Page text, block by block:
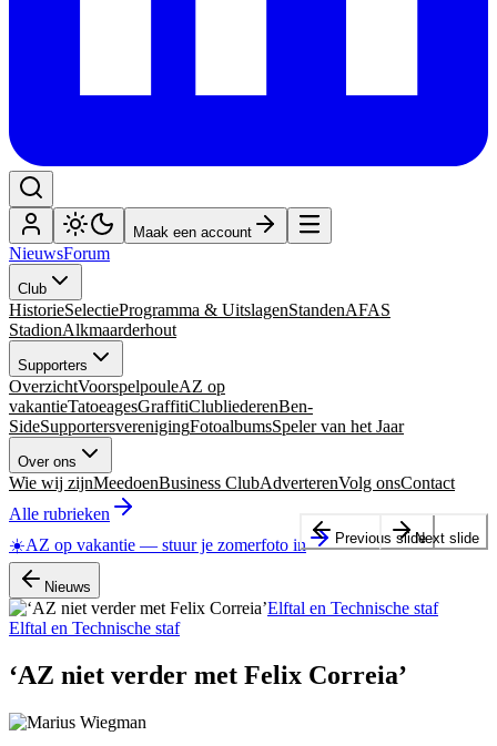
Maak een account
NieuwsForum
Club
HistorieSelectieProgramma & UitslagenStandenAFAS
StadionAlkmaarderhout
Supporters
OverzichtVoorspelpouleAZ op
vakantieTatoeagesGraffitiClubliederenBen-
SideSupportersverenigingFotoalbumsSpeler van het Jaar
Over ons
Wie wij zijnMeedoenBusiness ClubAdverterenVolg onsContact
Alle rubrieken
☀️AZ op vakantie — stuur je zomerfoto in
Nieuws
Elftal en Technische staf
Elftal en Technische staf
‘AZ niet verder met Felix Correia’
Previous slideNext slide